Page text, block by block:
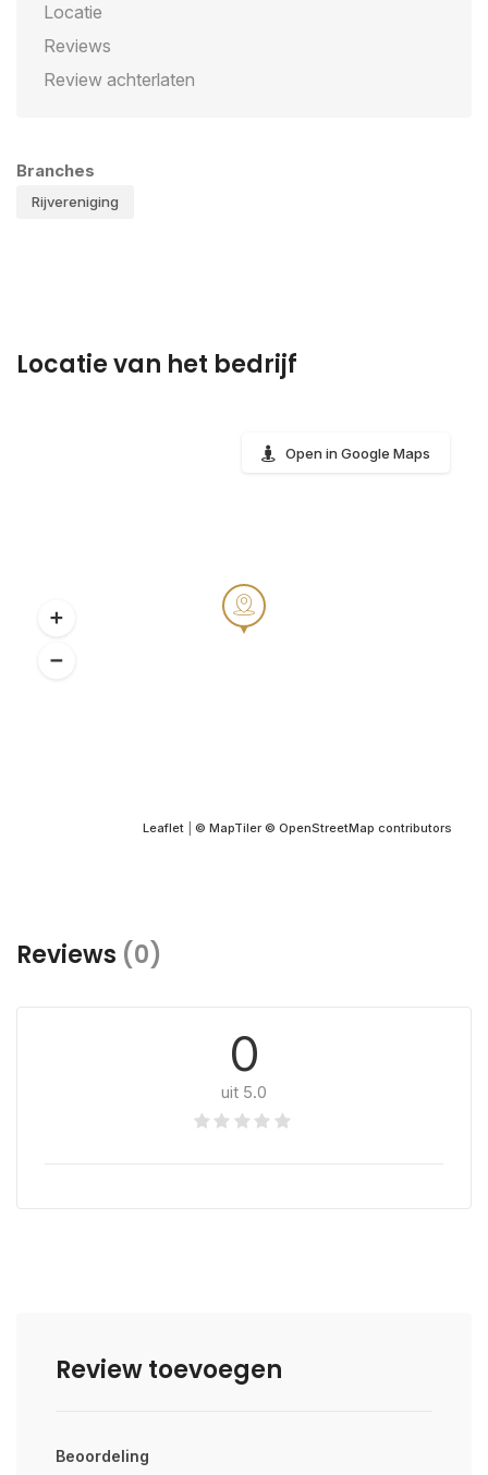
Locatie
Reviews
Review achterlaten
Branches
Rijvereniging
Locatie van het bedrijf
Leaflet © MapTiler © OpenStreetMap contributors
Open in Google Maps
Reviews (0)
0
uit 5.0
Review toevoegen
Beoordeling